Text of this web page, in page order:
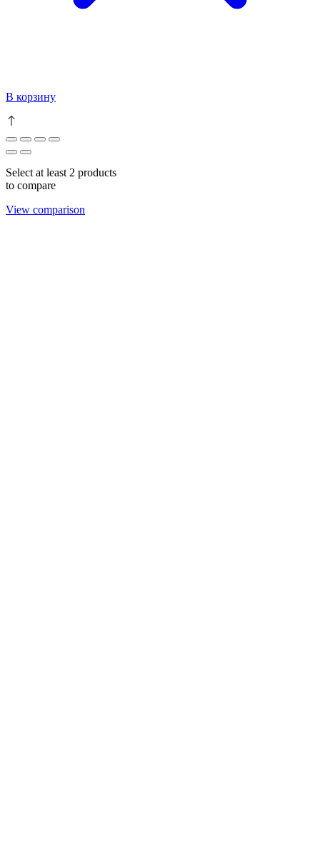
В корзину
Select at least 2 products
to compare
View comparison